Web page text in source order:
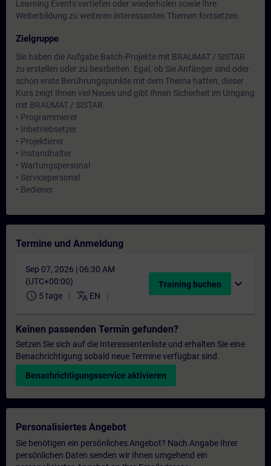
Learning Events vertiefen oder wiederholen sowie Ihre
Weiterbildung zu weiteren interessanten Themen fortsetzen.
Zielgruppe
Sie haben die Aufgabe Batch-Projekte mit BRAUMAT / SISTAR
zu erstellen oder zu bearbeiten. Egal, ob Sie Anfänger sind oder
schon erste Berührungspunkte mit dem Thema hatten, dieser
Kurs zeigt Ihnen viel Neues und gibt Ihnen Sicherheit im Umgang
mit BRAUMAT / SISTAR.
• Programmierer
• Inbetriebsetzer
• Projektierer
• Instandhalter
• Wartungspersonal
• Servicepersonal
• Bediener
Termine und Anmeldung
Sep 07, 2026 | 06:30 AM
(UTC+00:00)
schedule 5 tage translate EN
Training buchen expand_more
Keinen passenden Termin gefunden?
Setzen Sie sich auf die Interessentenliste und erhalten Sie eine
Benachrichtigung sobald neue Termine verfügbar sind.
Benachrichtigungsservice aktivieren
Personalisiertes Angebot
Sie benötigen ein persönliches Angebot? Nach Angabe Ihrer
persönlichen Daten senden wir Ihnen umgehend ein